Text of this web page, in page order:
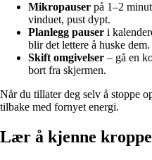
Mikropauser på 1–2
vinduet, pust dypt.
Planlegg pauser i
blir det lettere å huske dem.
Skift omgivelser – gå en
bort fra skjermen.
Når du tillater deg selv å stoppe
tilbake med fornyet energi.
Lær å kjenne